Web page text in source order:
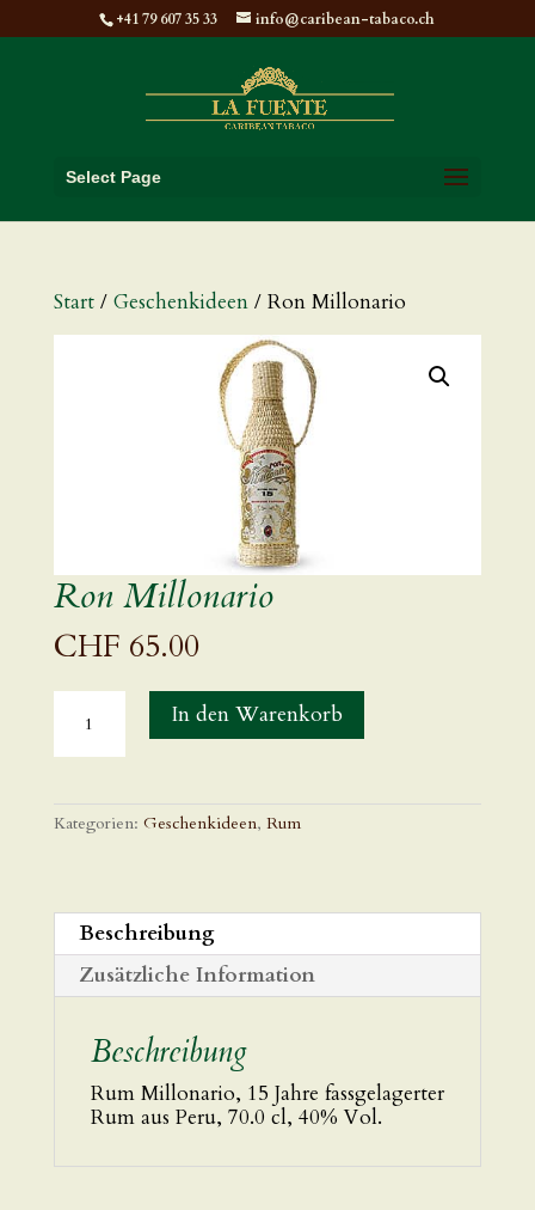
+41 79 607 35 33 info@caribean-tabaco.ch
Select Page
Start/ Geschenkideen/ Ron Millonario
Ron Millonario
CHF 65.00
Millonario
In den Warenkorb
Kategorien: Geschenkideen, Rum
Beschreibung
Zusätzliche Information
Beschreibung
Rum Millonario, 15 Jahre fassgelagerter
Rum aus Peru, 70.0 cl, 40% Vol.